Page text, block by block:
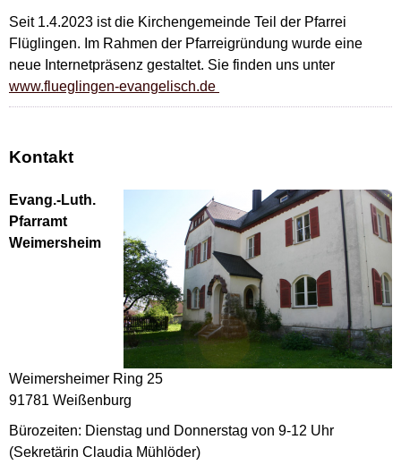
Seit 1.4.2023 ist die Kirchengemeinde Teil der Pfarrei
Flüglingen. Im Rahmen der Pfarreigründung wurde eine
neue Internetpräsenz gestaltet. Sie finden uns unter
www.flueglingen-evangelisch.de
Kontakt
Evang.-Luth.
Pfarramt
Weimersheim
Weimersheimer Ring 25
91781 Weißenburg
Bürozeiten: Dienstag und Donnerstag von 9-12 Uhr
(Sekretärin Claudia Mühlöder)